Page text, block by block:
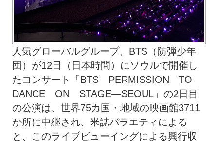
人気グローバルグループ、BTS（防弾少年
団）が12日（日本時間）にソウルで開催し
たコンサート「BTS PERMISSION TO
DANCE ON STAGE―SEOUL」の2日目
の公演は、世界75カ国・地域の映画館3711
か所に中継され、米誌バラエティによる
と、このライブビューイングによる興行収